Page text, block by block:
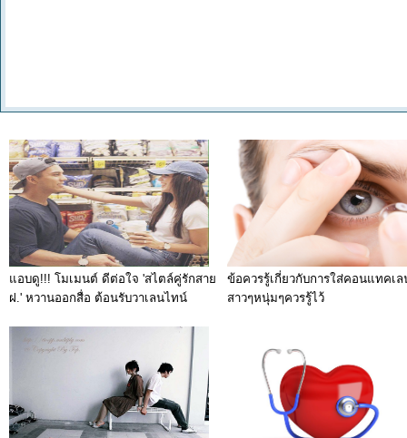
แอบดู!!! โมเมนต์ ดีต่อใจ 'สไตล์คู่รักสาย
ฝ.' หวานออกสื่อ ต้อนรับวาเลนไทน์
ข้อควรรู้เกี่ยวกับการใส่คอนแทคเ
สาวๆหนุ่มๆควรรู้ไว้